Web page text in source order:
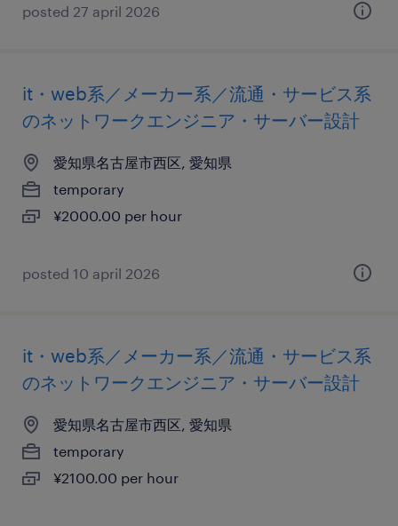
posted 27 april 2026
it・web系／メーカー系／流通・サービス系
のネットワークエンジニア・サーバー設計
愛知県名古屋市西区, 愛知県
temporary
¥2000.00 per hour
posted 10 april 2026
it・web系／メーカー系／流通・サービス系
のネットワークエンジニア・サーバー設計
愛知県名古屋市西区, 愛知県
temporary
¥2100.00 per hour